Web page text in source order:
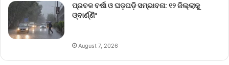
ପ୍ରବଳ ବର୍ଷା ଓ ଘଡ଼ଘଡ଼ି ସମ୍ଭାବନା: ୧୨ ଜିଲ୍ଲାକୁ
ଓ୍ବାର୍ଣ୍ଣିଂ
August 7, 2026